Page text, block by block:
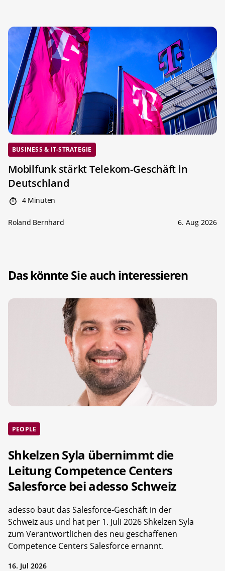
BUSINESS & IT-STRATEGIE
Mobilfunk stärkt Telekom-Geschäft in
Deutschland
4 Minuten
Roland Bernhard 6. Aug 2026
Das könnte Sie auch interessieren
PEOPLE
Shkelzen Syla übernimmt die
Leitung Competence Centers
Salesforce bei adesso Schweiz
adesso baut das Salesforce-Geschäft in der
Schweiz aus und hat per 1. Juli 2026 Shkelzen Syla
zum Verantwortlichen des neu geschaffenen
Competence Centers Salesforce ernannt.
16. Jul 2026